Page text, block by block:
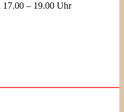
17.00 – 19.00 Uhr